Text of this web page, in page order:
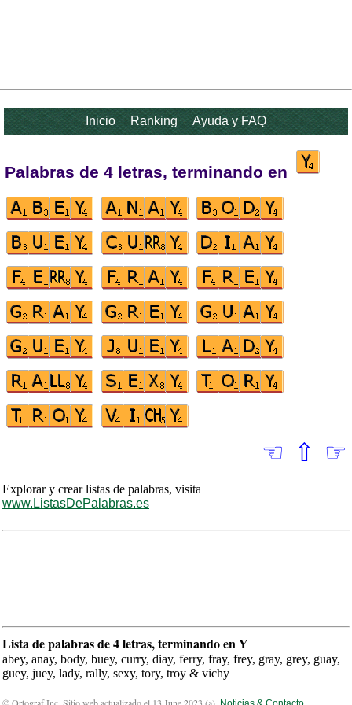
Inicio|Ranking|Ayuda y FAQ
Palabras de 4 letras, terminando en
☜ ⇧ ☞
Explorar y crear listas de palabras, visita
www.ListasDePalabras.es
Lista de palabras de 4 letras, terminando en Y
abey, anay, body, buey, curry, diay, ferry, fray, frey, gray, grey, guay,
guey, juey, lady, rally, sexy, tory, troy & vichy